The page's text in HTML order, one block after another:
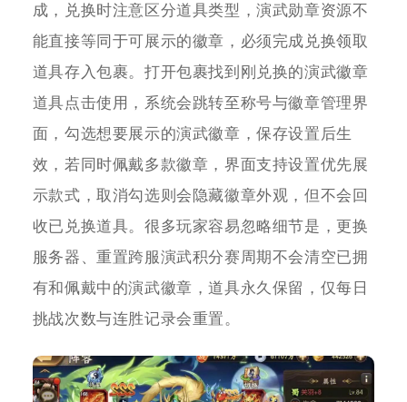
成，兑换时注意区分道具类型，演武勋章资源不
能直接等同于可展示的徽章，必须完成兑换领取
道具存入包裹。打开包裹找到刚兑换的演武徽章
道具点击使用，系统会跳转至称号与徽章管理界
面，勾选想要展示的演武徽章，保存设置后生
效，若同时佩戴多款徽章，界面支持设置优先展
示款式，取消勾选则会隐藏徽章外观，但不会回
收已兑换道具。很多玩家容易忽略细节是，更换
服务器、重置跨服演武积分赛周期不会清空已拥
有和佩戴中的演武徽章，道具永久保留，仅每日
挑战次数与连胜记录会重置。